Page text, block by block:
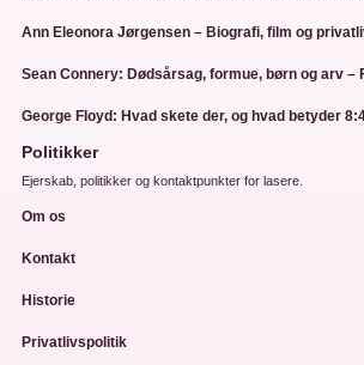
Ann Eleonora Jørgensen – Biografi, film og
Sean Connery: Dødsårsag, formue, børn og arv –
George Floyd: Hvad skete der, og hvad betyder
Politikker
Ejerskab, politikker og kontaktpunkter for lasere.
Om os
Kontakt
Historie
Privatlivspolitik